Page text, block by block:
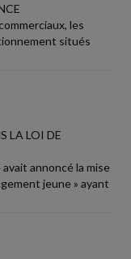
les
situés
LA LOI DE
annoncé la mise
jeune » ayant